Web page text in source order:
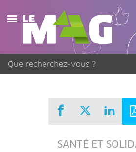
Actualités
Agenda
Publications
SANTÉ ET